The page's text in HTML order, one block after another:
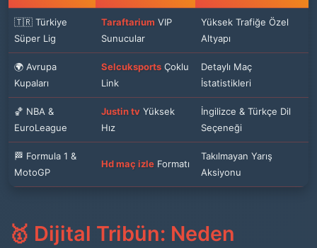
🇹🇷 Türkiye
Süper Lig
Taraftarium VIP
Sunucular
Yüksek Trafiğe Özel
Altyapı
🌍 Avrupa
Kupaları
Selcuksports Çoklu
Link
Detaylı Maç
İstatistikleri
🏀 NBA &
EuroLeague
Justin tv Yüksek
Hız
İngilizce & Türkçe Dil
Seçeneği
🏁 Formula 1 &
MotoGP
Hd maç izle Formatı
Takılmayan Yarış
Aksiyonu
🥇 Dijital Tribün: Neden